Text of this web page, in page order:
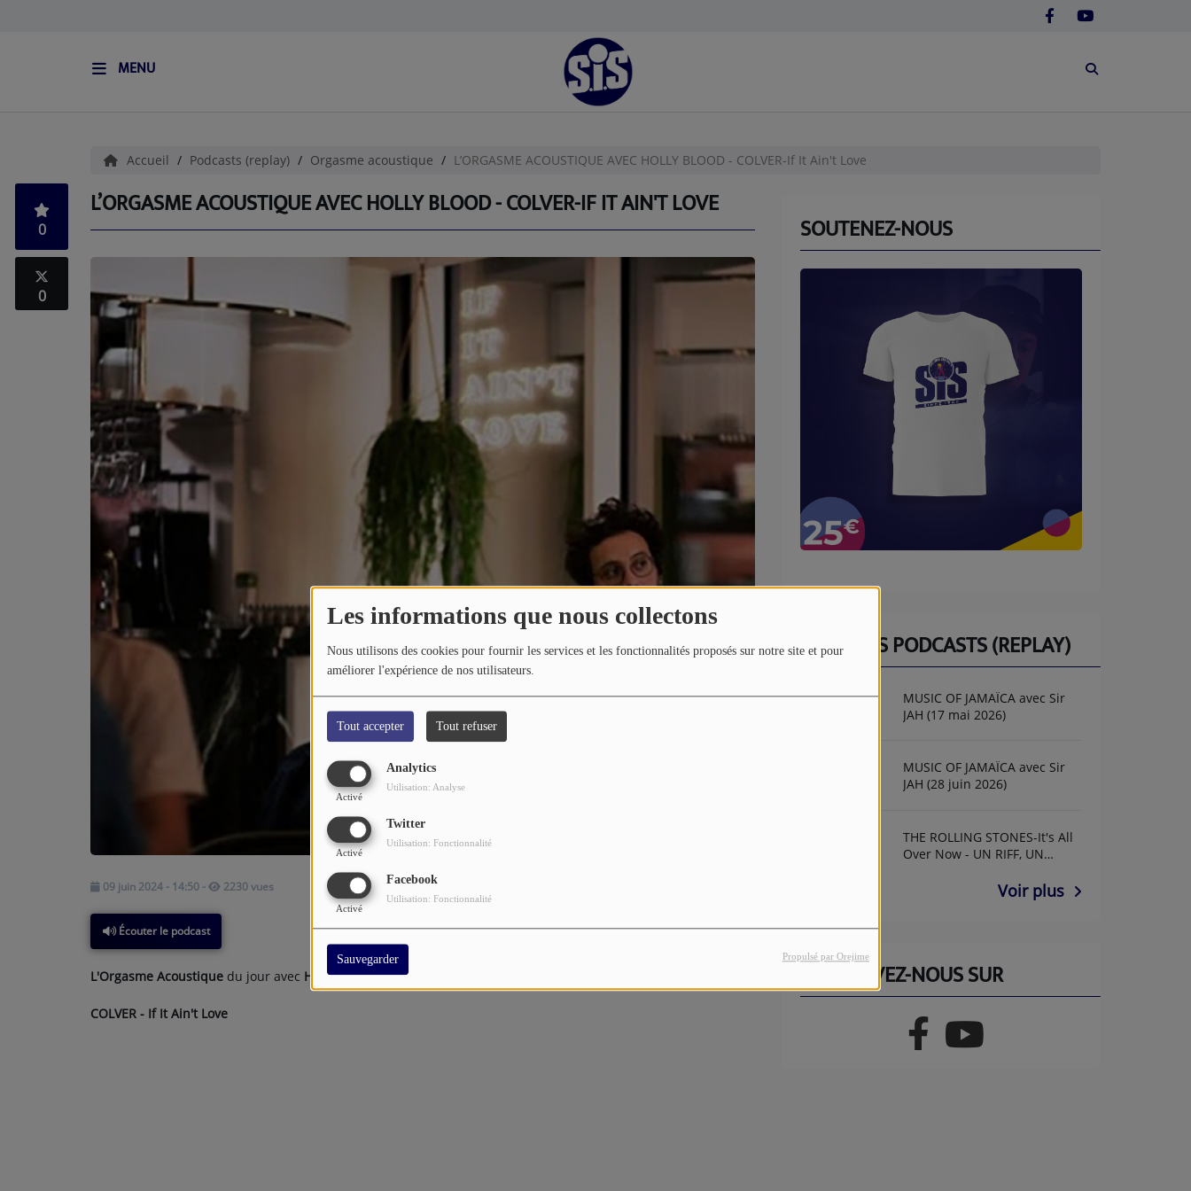
Les informations que nous collectons
Nous utilisons des cookies pour fournir les services et les fonctionnalités proposés sur notre site et pour
améliorer l'expérience de nos utilisateurs.
Tout accepter Tout refuser
Analytics
Activé
Utilisation: Analyse
Twitter
Activé
Utilisation: Fonctionnalité
Facebook
Activé
Utilisation: Fonctionnalité
Sauvegarder Propulsé par Orejime
MENU
BOUTIQUE
PODCASTS (CATALOGUE)
L'ÉQUIPE
CONTACTEZ-NOUS
A PROPOS DE NOUS
Accueil Podcasts (replay) Orgasme acoustique L’ORGASME ACOUSTIQUE AVEC HOLLY BLOOD - COLVER-If It Ain't Love
L’ORGASME ACOUSTIQUE AVEC HOLLY BLOOD - COLVER-IF IT AIN'T LOVE
0
0
09 juin 2024 - 14:50 - 2230 vues
Écouter le podcast
L'Orgasme Acoustique du jour avec HOLLY BLOOD:
COLVER - If It Ain't Love
SOUTENEZ-NOUS
DERNIERS PODCASTS (REPLAY)
MUSIC OF JAMAÏCA avec Sir
JAH (17 mai 2026)
MUSIC OF JAMAÏCA avec Sir
JAH (28 juin 2026)
THE ROLLING STONES-It's All
Over Now - UN RIFF, UN
Voir plus
RETROUVEZ-NOUS SUR